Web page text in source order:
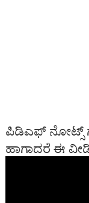
ಪಿಡಿಎಫ್ ನೋಟ್ಸ್
ಹಾಗಾದರೆ ಈ